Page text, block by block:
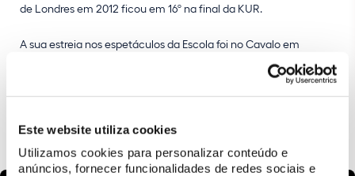
Este website utiliza cookies
Utilizamos cookies para personalizar conteúdo e
anúncios, fornecer funcionalidades de redes sociais e
de Londres em 2012 ficou em 16º na final da KUR.
A sua estreia nos espetáculos da Escola foi no Cavalo em
SAIBA MAIS